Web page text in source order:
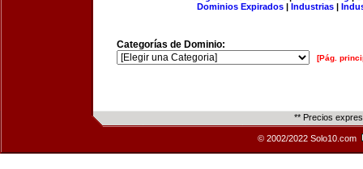
Dominios Expirados | Industrias |
Categorías de Dominio:
[Pág.
** Precios
© 2002/2022 Solo10.com